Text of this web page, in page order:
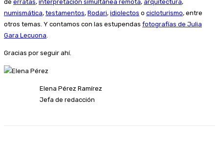
de erratas, interpretación simultánea remota, arquitectura,
numismática, testamentos, Rodari, idiolectos o cicloturismo, entre
otros temas. Y contamos con las estupendas fotografías de Julia
Gara Lecuona.
Gracias por seguir ahí.
Elena Pérez Ramírez
Jefa de redacción